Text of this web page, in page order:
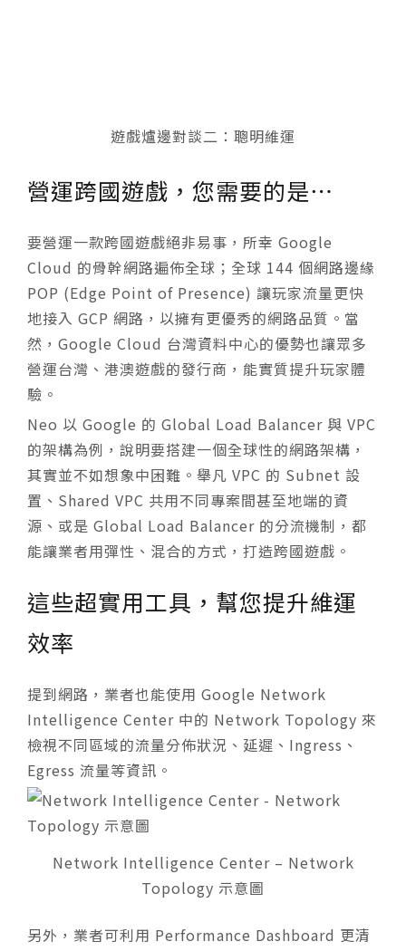
遊戲爐邊對談二：聰明維運
營運跨國遊戲，您需要的是⋯
要營運一款跨國遊戲絕非易事，所幸 Google
Cloud 的骨幹網路遍佈全球；全球 144 個網路邊緣
POP (Edge Point of Presence) 讓玩家流量更快
地接入 GCP 網路，以擁有更優秀的網路品質。當
然，Google Cloud 台灣資料中心的優勢也讓眾多
營運台灣、港澳遊戲的發行商，能實質提升玩家體
驗。
Neo 以 Google 的 Global Load Balancer 與 VPC
的架構為例，說明要搭建一個全球性的網路架構，
其實並不如想象中困難。舉凡 VPC 的 Subnet 設
置、Shared VPC 共用不同專案間甚至地端的資
源、或是 Global Load Balancer 的分流機制，都
能讓業者用彈性、混合的方式，打造跨國遊戲。
這些超實用工具，幫您提升維運
效率
提到網路，業者也能使用 Google Network
Intelligence Center 中的 Network Topology 來
檢視不同區域的流量分佈狀況、延遲、Ingress、
Egress 流量等資訊。
Network Intelligence Center – Network
Topology 示意圖
另外，業者可利用 Performance Dashboard 更清